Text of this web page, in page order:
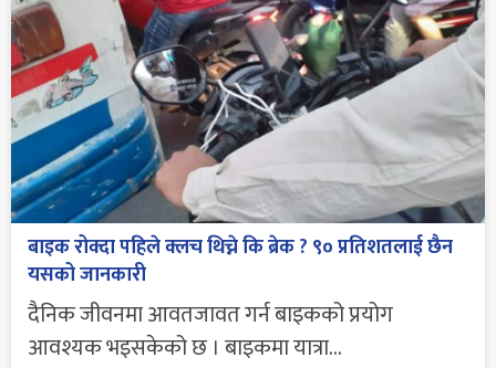
बाइक रोक्दा पहिले क्लच थिच्ने कि ब्रेक ? ९० प्रतिशतलाई छैन
यसको जानकारी
दैनिक जीवनमा आवतजावत गर्न बाइकको प्रयोग
आवश्यक भइसकेको छ । बाइकमा यात्रा...